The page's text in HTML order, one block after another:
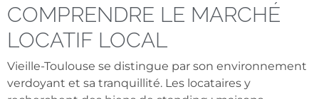
COMPRENDRE LE MARCHÉ
LOCATIF LOCAL
Vieille-Toulouse se distingue par son environnement
verdoyant et sa tranquillité. Les locataires y